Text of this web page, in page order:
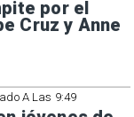
por el
Cruz y Anne
A Las 9:49